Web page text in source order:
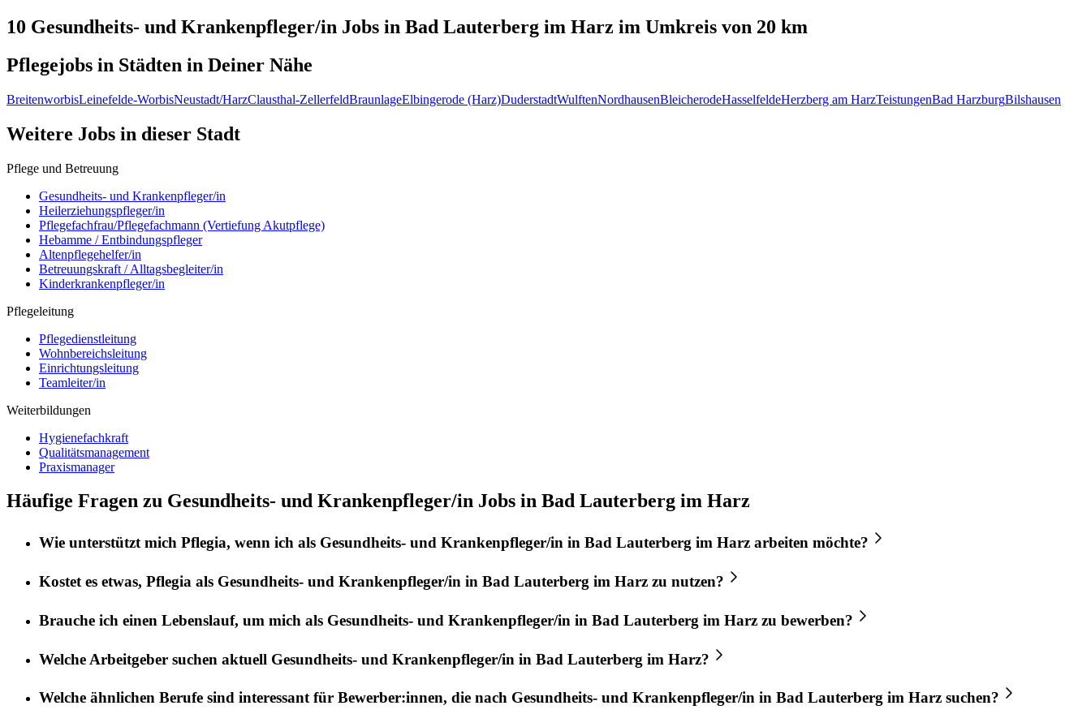
10 Gesundheits- und Krankenpfleger/in Jobs in Bad Lauterberg im Harz im Umkreis von 20 km
Pflegejobs in Städten in Deiner Nähe
BreitenworbisLeinefelde-WorbisNeustadt/HarzClausthal-ZellerfeldBraunlageElbingerode (Harz)DuderstadtWulftenNordhausenBleicherodeHasselfeldeHerzberg am HarzTeistungenBad HarzburgBilshausen
Weitere Jobs in dieser Stadt
Pflege und Betreuung
Gesundheits- und Krankenpfleger/in
Heilerziehungspfleger/in
Pflegefachfrau/Pflegefachmann (Vertiefung Akutpflege)
Hebamme / Entbindungspfleger
Altenpflegehelfer/in
Betreuungskraft / Alltagsbegleiter/in
Kinderkrankenpfleger/in
Pflegeleitung
Pflegedienstleitung
Wohnbereichsleitung
Einrichtungsleitung
Teamleiter/in
Weiterbildungen
Hygienefachkraft
Qualitätsmanagement
Praxismanager
Häufige Fragen zu Gesundheits- und Krankenpfleger/in Jobs in Bad Lauterberg im Harz
Wie unterstützt mich Pflegia, wenn ich als Gesundheits- und Krankenpfleger/in in Bad Lauterberg im Harz arbeiten möchte?
Kostet es etwas, Pflegia als Gesundheits- und Krankenpfleger/in in Bad Lauterberg im Harz zu nutzen?
Brauche ich einen Lebenslauf, um mich als Gesundheits- und Krankenpfleger/in in Bad Lauterberg im Harz zu bewerben?
Welche Arbeitgeber suchen aktuell Gesundheits- und Krankenpfleger/in in Bad Lauterberg im Harz?
Welche ähnlichen Berufe sind interessant für Bewerber:innen, die nach Gesundheits- und Krankenpfleger/in in Bad Lauterberg im Harz suchen?